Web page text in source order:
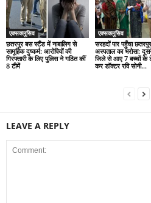
एक्सक्लूसिव
छतरपुर बस स्टैंड में नाबालिग से
सामूहिक दुष्कर्म: आरोपियों की
गिरफ्तारी के लिए पुलिस ने गठित कीं
8 टीमें
एक्सक्लूसिव
सरहदों पार पहुँचा
अस्पताल का भरोसा:
जिले से आए 7 बच्चों के
कर डॉक्टर रवि सोनी...
LEAVE A REPLY